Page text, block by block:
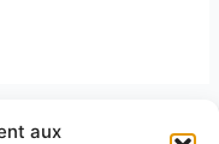
aux